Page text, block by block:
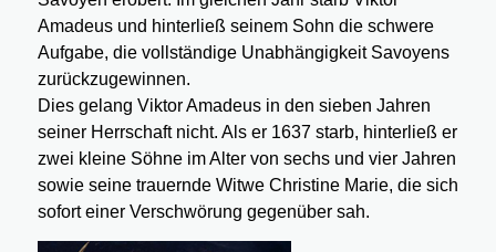
Amadeus und hinterließ seinem Sohn die schwere
Aufgabe, die vollständige Unabhängigkeit Savoyens
zurückzugewinnen.
Dies gelang Viktor Amadeus in den sieben Jahren
seiner Herrschaft nicht. Als er 1637 starb, hinterließ er
zwei kleine Söhne im Alter von sechs und vier Jahren
sowie seine trauernde Witwe Christine Marie, die sich
sofort einer Verschwörung gegenüber sah.